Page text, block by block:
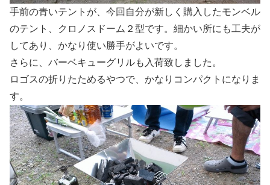
手前の青いテントが、今回自分が新しく購入したモンベル
のテント、クロノスドーム２型です。細かい所にも工夫が
してあり、かなり使い勝手がよいです。
さらに、バーベキューグリルも入荷致しました。
ロゴスの折りたためるやつで、かなりコンパクトになりま
す。